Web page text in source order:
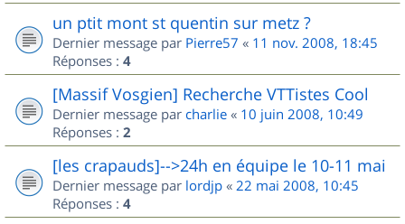
un ptit mont st quentin sur metz ?
Dernier message par Pierre57 « 11 nov. 2008, 18:45
Réponses : 4
[Massif Vosgien] Recherche VTTistes Cool
Dernier message par charlie « 10 juin 2008, 10:49
Réponses : 2
[les crapauds]-->24h en équipe le 10-11 mai
Dernier message par lordjp « 22 mai 2008, 10:45
Réponses : 4